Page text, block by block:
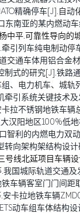
精确停车[J].自
东南亚的某内燃动
中平.可靠性导向
牵引列车纯电制动
交通车体用铝合
制式的研究[J].铁路
组、电力机车、城
牵引系统关键技术
卡拉不锈钢地铁车
汉阳地区100%低
智利的内燃电力
转向架构架结构设
号线北延项目车辆
我国城际轨道交通
铁车辆客室门门间
安卡拉地铁车辆
动车组车体结构